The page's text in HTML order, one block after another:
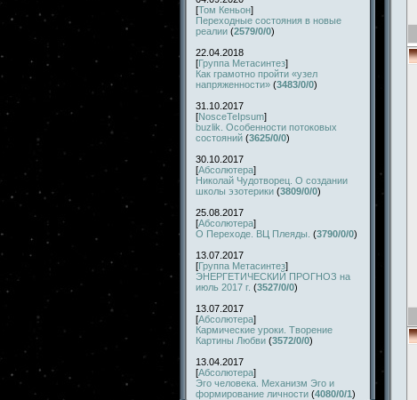
[Том Кеньон]
Переходные состояния в новые
реалии (2579/0/0)
22.04.2018
[Группа Метасинтез]
Как грамотно пройти «узел
напряженности» (3483/0/0)
31.10.2017
[NosceTeIpsum]
buzlik. Особенности потоковых
состояний (3625/0/0)
30.10.2017
[Абсолютера]
Николай Чудотворец. О создании
школы эзотерики (3809/0/0)
25.08.2017
[Абсолютера]
О Переходе. ВЦ Плеяды. (3790/0/0)
13.07.2017
[Группа Метасинтез]
ЭНЕРГЕТИЧЕСКИЙ ПРОГНОЗ на
июль 2017 г. (3527/0/0)
13.07.2017
[Абсолютера]
Кармические уроки. Творение
Картины Любви (3572/0/0)
13.04.2017
[Абсолютера]
Эго человека. Механизм Эго и
формирование личности (4080/0/1)